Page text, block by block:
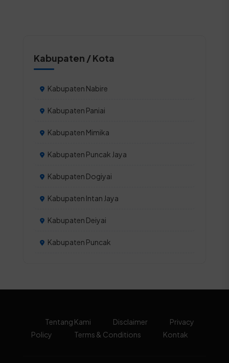
Kabupaten / Kota
Kabupaten Nabire
Kabupaten Paniai
Kabupaten Mimika
Kabupaten Puncak Jaya
Kabupaten Dogiyai
Kabupaten Intan Jaya
Kabupaten Deiyai
Kabupaten Puncak
Tentang Kami Disclaimer
Privacy
Policy
Terms & Conditions Kontak